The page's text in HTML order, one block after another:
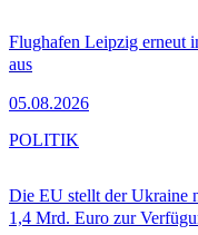
Flughafen Leipzig erneut
aus
05.08.2026
Die EU stellt der Ukraine
1,4 Mrd. Euro zur
POLITIK